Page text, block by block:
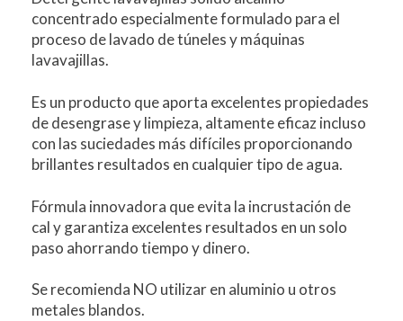
concentrado especialmente formulado para el
proceso de lavado de túneles y máquinas
lavavajillas.
Es un producto que aporta excelentes propiedades
de desengrase y limpieza, altamente eficaz incluso
con las suciedades más difíciles proporcionando
brillantes resultados en cualquier tipo de agua.
Fórmula innovadora que evita la incrustación de
cal y garantiza excelentes resultados en un solo
paso ahorrando tiempo y dinero.
Se recomienda NO utilizar en aluminio u otros
metales blandos.